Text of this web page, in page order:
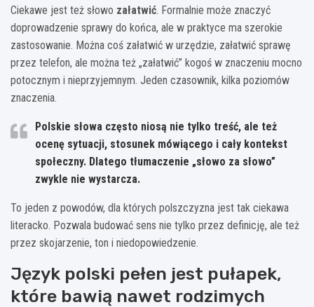
Ciekawe jest też słowo załatwić. Formalnie może znaczyć
doprowadzenie sprawy do końca, ale w praktyce ma szerokie
zastosowanie. Można coś załatwić w urzędzie, załatwić sprawę
przez telefon, ale można też „załatwić” kogoś w znaczeniu mocno
potocznym i nieprzyjemnym. Jeden czasownik, kilka poziomów
znaczenia.
Polskie słowa często niosą nie tylko treść, ale też
ocenę sytuacji, stosunek mówiącego i cały kontekst
społeczny. Dlatego tłumaczenie „słowo za słowo”
zwykle nie wystarcza.
To jeden z powodów, dla których polszczyzna jest tak ciekawa
literacko. Pozwala budować sens nie tylko przez definicję, ale też
przez skojarzenie, ton i niedopowiedzenie.
Język polski pełen jest pułapek,
które bawią nawet rodzimych